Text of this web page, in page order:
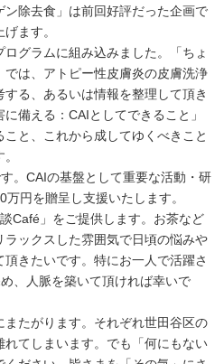
ン除去食」は前回好評だった企画で
ます。
グラムに組み込みました。「ちょ
は、アトピー性皮膚炎の皮膚洗浄
る、あるいは情報を整理して頂き
備える：CAIとしてできること」
と、これから成してゆくべきこと
。CAIの基盤として重要な活動・研
円を贈呈し支援いたします。
Café」をご提供します。お茶など
ックスした雰囲気で日頃の悩みや
きたいです。特にお一人で活躍さ
、人脈を築いて頂ければ幸いで
たがります。それぞれ世田谷区の
てしまいます。でも「何にもない